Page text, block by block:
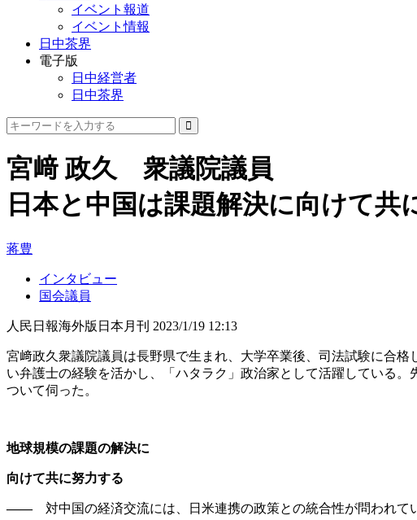
イベント報道
イベント情報
日中茶界
電子版
日中経営者
日中茶界
宮﨑 政久 衆議院議員
日本と中国は課題解決に向けて共
蒋豊
インタビュー
国会議員
人民日報海外版日本月刊 2023/1/19 12:13
宮﨑政久衆議院議員は長野県で生まれ、大学卒業後、司法試験に合
い弁護士の経験を活かし、「ハタラク」政治家として活躍している
ついて伺った。
地球規模の課題の解決に
向けて共に努力する
――対中国の経済交流には、日米連携の政策との統合性が問われて